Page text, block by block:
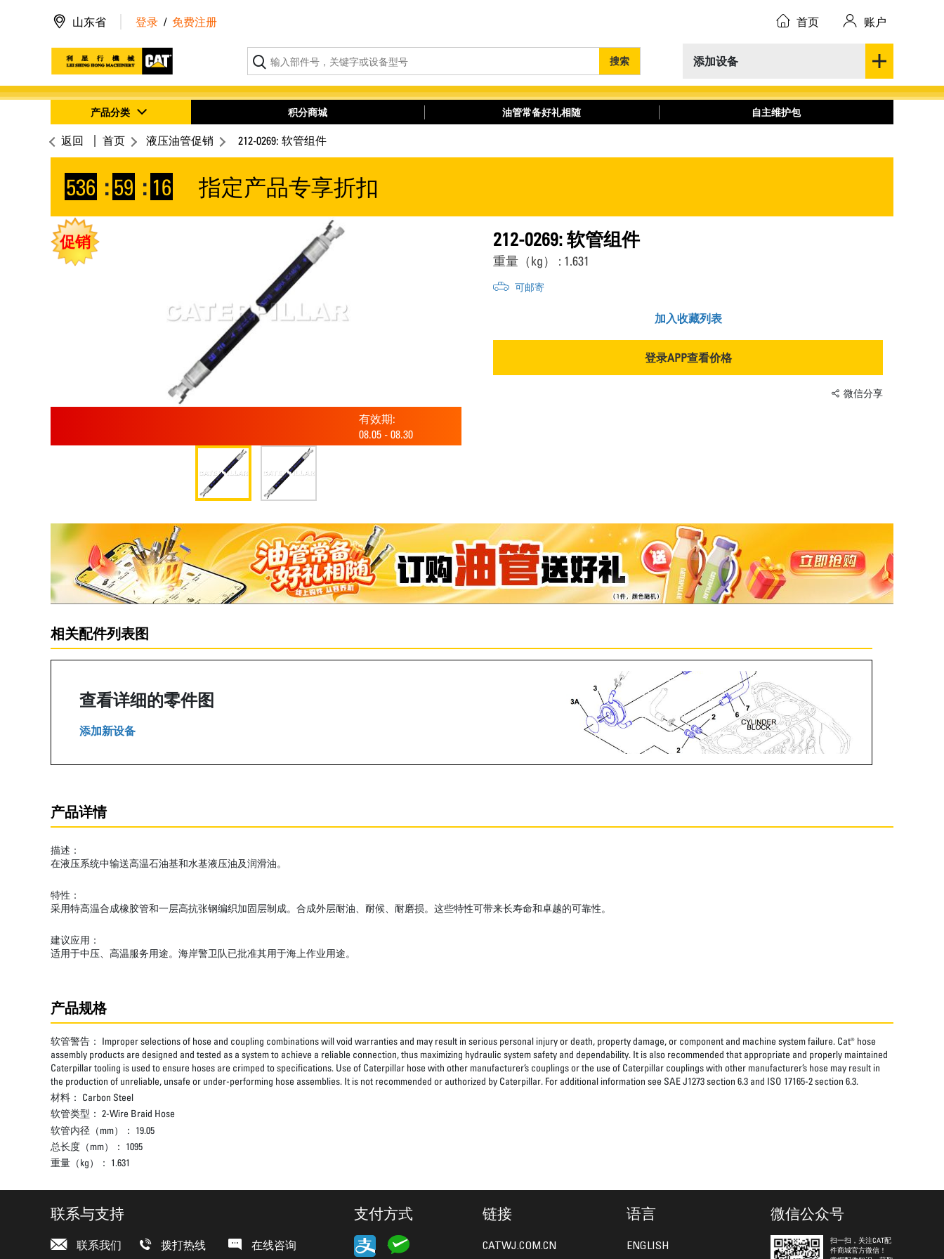
添加设备
搜索
山东省 登录 / 免费注册 首页 账户
产品分类 积分商城 油管常备好礼相随 自主维护包
返回 首页 液压油管促销 212-0269: 软管组件
536 : 59 : 16 指定产品专享折扣
促销
有效期:
08.05 - 08.30
212-0269: 软管组件
重量（kg） : 1.631
可邮寄
加入收藏列表
登录APP查看价格
微信分享
相关配件列表图
查看详细的零件图
添加新设备
产品详情
描述：
在液压系统中输送高温石油基和水基液压油及润滑油。
特性：
采用特高温合成橡胶管和一层高抗张钢编织加固层制成。合成外层耐油、耐候、耐磨损。这些特性可带来长寿命和卓越的可靠性。
建议应用：
适用于中压、高温服务用途。海岸警卫队已批准其用于海上作业用途。
产品规格
软管警告： Improper selections of hose and coupling combinations will void warranties and may result in serious personal injury or death, property damage, or component and machine system failure. Cat® hose
assembly products are designed and tested as a system to achieve a reliable connection, thus maximizing hydraulic system safety and dependability. It is also recommended that appropriate and properly maintained
Caterpillar tooling is used to ensure hoses are crimped to specifications. Use of Caterpillar hose with other manufacturer’s couplings or the use of Caterpillar couplings with other manufacturer’s hose may result in
the production of unreliable, unsafe or under-performing hose assemblies. It is not recommended or authorized by Caterpillar. For additional information see SAE J1273 section 6.3 and ISO 17165-2 section 6.3.
材料： Carbon Steel
软管类型： 2-Wire Braid Hose
软管内径（mm）： 19.05
总长度（mm）： 1095
重量（kg）： 1.631
联系与支持
联系我们 拨打热线 在线咨询
支付方式 链接
CATWJ.COM.CN
语言
ENGLISH
微信公众号
扫一扫，关注CAT配
件商城官方微信！